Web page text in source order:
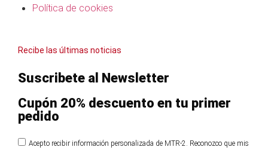
Política de cookies
Recibe las últimas noticias
Suscribete al Newsletter
Cupón 20% descuento en tu primer
pedido
Acepto recibir información personalizada de MTR-2. Reconozco que mis